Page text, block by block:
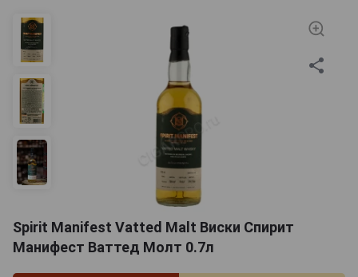
Spirit Manifest Vatted Malt Виски Спирит
Манифест Ваттед Молт 0.7л